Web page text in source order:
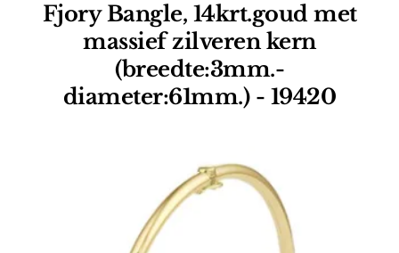
Fjory Bangle, 14krt.goud met
massief zilveren kern
(breedte:3mm.-
diameter:61mm.) - 19420